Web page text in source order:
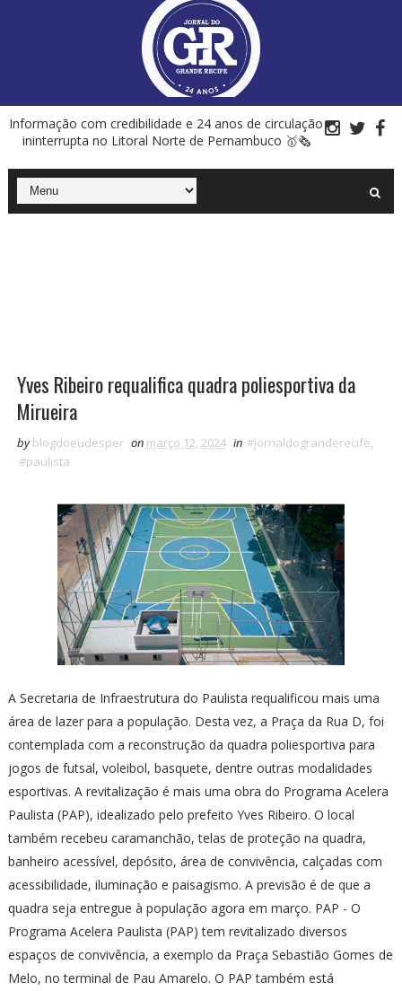
Informação com credibilidade e 24 anos de circulação
ininterrupta no Litoral Norte de Pernambuco 🥇🗞
Yves Ribeiro requalifica quadra poliesportiva da
Mirueira
by blogdoeudesper on março 12, 2024 in #jornaldogranderecife,
#paulista
A Secretaria de Infraestrutura do Paulista requalificou mais uma
área de lazer para a população. Desta vez, a Praça da Rua D, foi
contemplada com a reconstrução da quadra poliesportiva para
jogos de futsal, voleibol, basquete, dentre outras modalidades
esportivas. A revitalização é mais uma obra do Programa Acelera
Paulista (PAP), idealizado pelo prefeito Yves Ribeiro. O local
também recebeu caramanchão, telas de proteção na quadra,
banheiro acessível, depósito, área de convivência, calçadas com
acessibilidade, iluminação e paisagismo. A previsão é de que a
quadra seja entregue à população agora em março. PAP - O
Programa Acelera Paulista (PAP) tem revitalizado diversos
espaços de convivência, a exemplo da Praça Sebastião Gomes de
Melo, no terminal de Pau Amarelo. O PAP também está